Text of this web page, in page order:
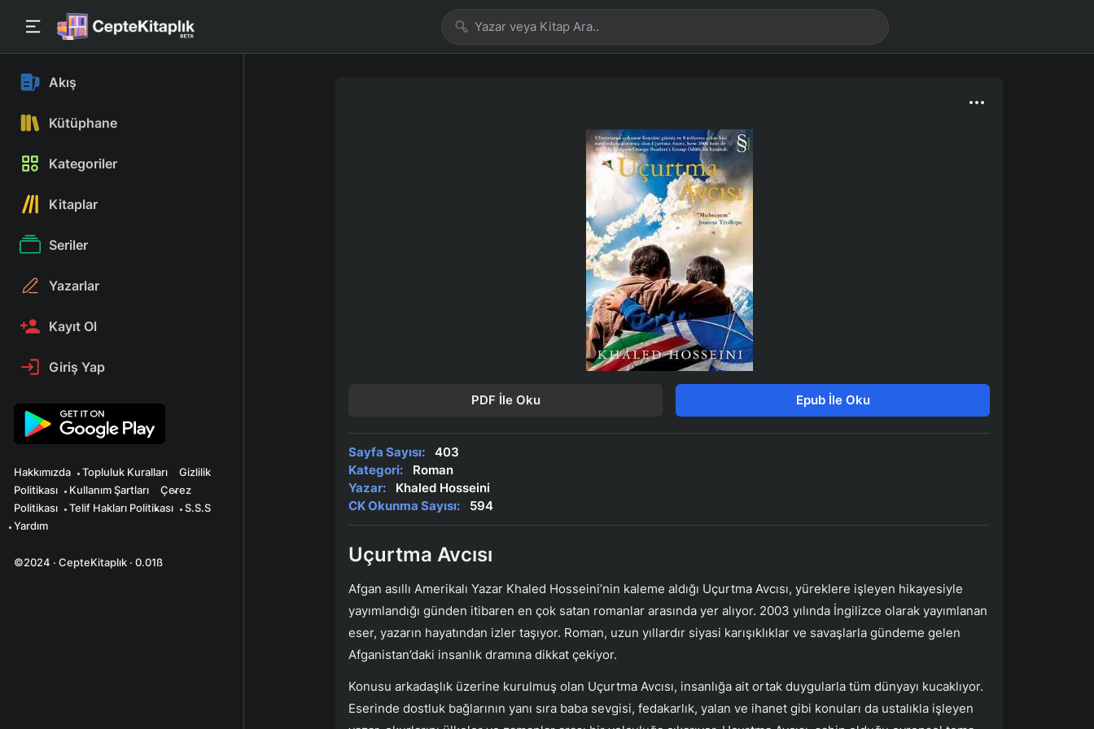
Akış
Kütüphane
Kategoriler
Kitaplar
Seriler
Yazarlar
Kayıt Ol
Giriş Yap
Hakkımızda Topluluk Kuralları
Gizlilik
Politikası
Kullanım Şartları
Çerez
Politikası
Telif Hakları Politikası
S.S.S
Yardım
©2024 · CepteKitaplık · 0.01ß
PDF İle Oku Epub İle Oku
Sayfa Sayısı:
403
Kategori:
Roman
Yazar:
Khaled Hosseini
CK Okunma Sayısı:
594
Uçurtma Avcısı
Afgan asıllı Amerikalı Yazar Khaled Hosseini’nin kaleme aldığı Uçurtma Avcısı, yüreklere işleyen hikayesiyle
yayımlandığı günden itibaren en çok satan romanlar arasında yer alıyor. 2003 yılında İngilizce olarak yayımlanan
eser, yazarın hayatından izler taşıyor. Roman, uzun yıllardır siyasi karışıklıklar ve savaşlarla gündeme gelen
Afganistan’daki insanlık dramına dikkat çekiyor.
Konusu arkadaşlık üzerine kurulmuş olan Uçurtma Avcısı, insanlığa ait ortak duygularla tüm dünyayı kucaklıyor.
Eserinde dostluk bağlarının yanı sıra baba sevgisi, fedakarlık, yalan ve ihanet gibi konuları da ustalıkla işleyen